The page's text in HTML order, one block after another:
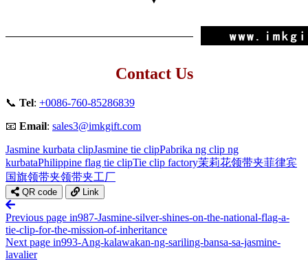
Contact Us
📞 Tel: +0086-760-85286839
📧 Email: sales3@imkgift.com
Jasmine kurbata clipJasmine tie clipPabrika ng clip ng
kurbataPhilippine flag tie clipTie clip factory茉莉花领带夹菲律宾
国旗领带夹领带夹工厂
QR code Link
Previous page in987-Jasmine-silver-shines-on-the-national-flag-a-
tie-clip-for-the-mission-of-inheritance
Next page in993-Ang-kalawakan-ng-sariling-bansa-sa-jasmine-
lavalier